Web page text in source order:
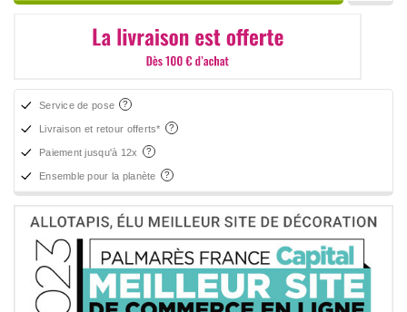
Service de pose
Livraison et retour offerts*
Paiement jusqu'à 12x
Ensemble pour la planète